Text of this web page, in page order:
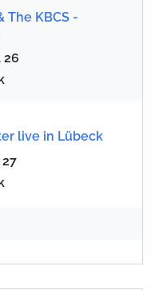
The KBCS -
26
live in Lübeck